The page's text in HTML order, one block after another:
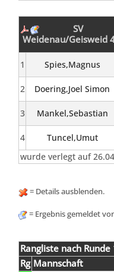
SV
Weidenau/Geisweid
1 Spies,Magnus
2 Doering,Joel Simon
3 Mankel,Sebastian
4 Tuncel,Umut
wurde verlegt auf
= Details ausblenden.
= Ergebnis gemeldet
Rangliste nach Runde
Rg Mannschaft